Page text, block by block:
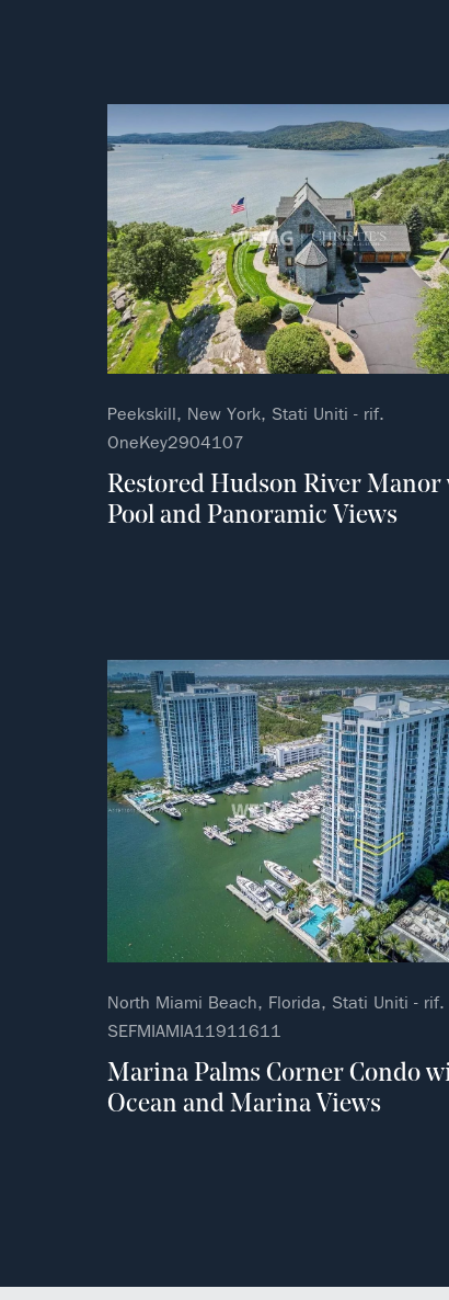
Peekskill, New York, Stati Uniti - rif.
OneKey2904107
Restored Hudson River Manor
Pool and Panoramic Views
North Miami Beach, Florida, Stati Uniti - rif.
SEFMIAMIA11911611
Marina Palms Corner Condo
Ocean and Marina Views